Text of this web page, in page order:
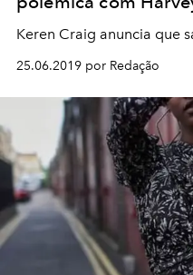
Keren Craig anuncia que
25.06.2019 por Redação